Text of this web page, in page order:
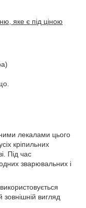
яке є під ціною
лекалами цього
кріпильних
Під час
зварювальних і
зовнішній вигляд